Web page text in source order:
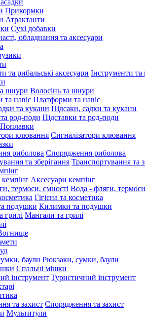
Прикормки
Атрактанти
Сухі добавки
обладнання та аксесуари
Інструменти та
Волосінь та шнури
Платформи та навіс
Підсаки, садки та кукани
Підставки та род-поди
Поплавки
Сигналізатори клювання
Спорядження риболова
Транспортування та
Аксесуари кемпінг
Вода - фляги,
Гігієна та косметика
Килимки та подушки
Мангали та грилі
Рюкзаки, сумки, баули
Спальні мішки
Туристичний інструмент
Спорядження та захист
Мультитули